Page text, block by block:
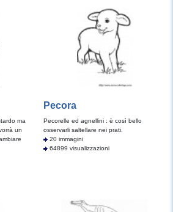
ma
un
Pecora
Pecorelle ed agnellini : è così bello
osservarli saltellare nei prati.
20 immagini
64899 visualizzazioni